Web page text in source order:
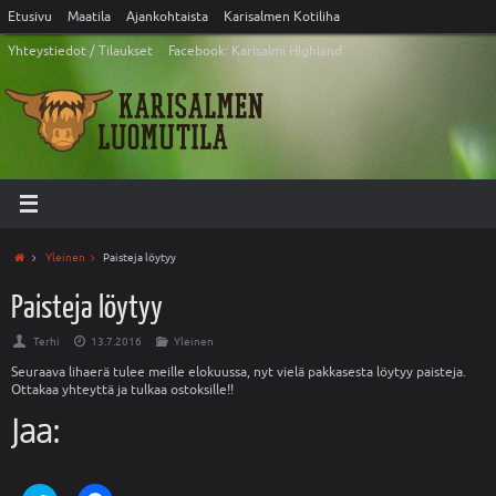
Etusivu Maatila Ajankohtaista
Karisalmen Kotiliha
Yhteystiedot / Tilaukset
Facebook: Karisalmi Highland
Yleinen Paisteja löytyy
Paisteja löytyy
Terhi 13.7.2016 Yleinen
Seuraava lihaerä tulee meille elokuussa, nyt vielä pakkasesta löytyy paisteja.
Ottakaa yhteyttä ja tulkaa ostoksille!!
Jaa: